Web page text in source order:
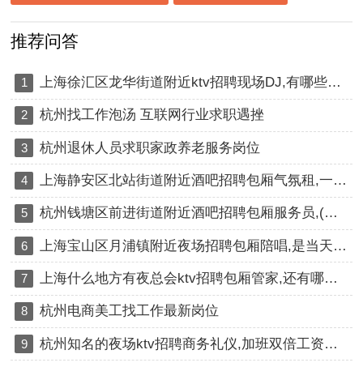
推荐问答
1 上海徐汇区龙华街道附近ktv招聘现场DJ,有哪些工作岗位
2 杭州找工作泡汤 互联网行业求职遇挫
3 杭州退休人员求职家政养老服务岗位
4 上海静安区北站街道附近酒吧招聘包厢气氛租,一个月上几天班
5 杭州钱塘区前进街道附近酒吧招聘包厢服务员,(不抽台费)
6 上海宝山区月浦镇附近夜场招聘包厢陪唱,是当天上班当天发薪吗？
7 上海什么地方有夜总会ktv招聘包厢管家,还有哪些职位
8 杭州电商美工找工作最新岗位
9 杭州知名的夜场ktv招聘商务礼仪,加班双倍工资吗？